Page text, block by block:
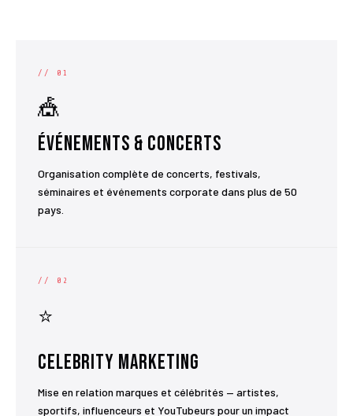
// 01
🎪
Événements & Concerts
Organisation complète de concerts, festivals,
séminaires et événements corporate dans plus de 50
pays.
// 02
⭐
Celebrity Marketing
Mise en relation marques et célébrités — artistes,
sportifs, influenceurs et YouTubeurs pour un impact